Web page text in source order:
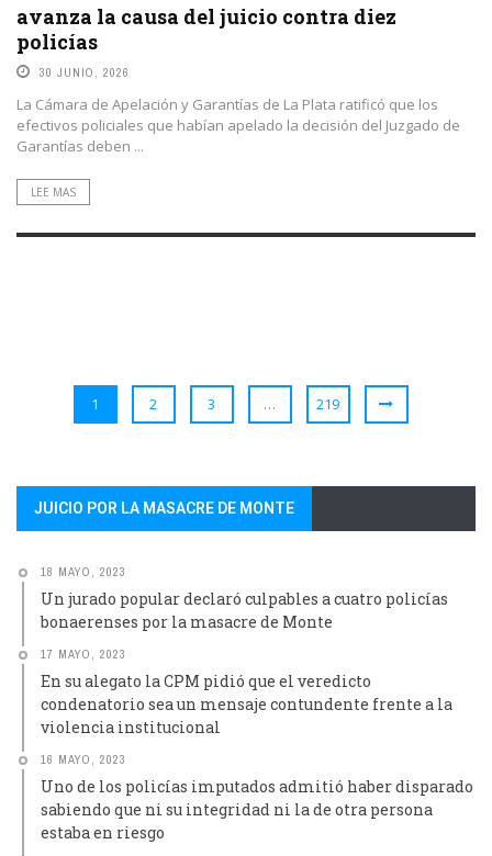
avanza la causa del juicio contra diez
policías
30 JUNIO, 2026
La Cámara de Apelación y Garantías de La Plata ratificó que los
efectivos policiales que habían apelado la decisión del Juzgado de
Garantías deben ...
LEE MAS
1 2 3 … 219
JUICIO POR LA MASACRE DE MONTE
18 MAYO, 2023
Un jurado popular declaró culpables a cuatro policías
bonaerenses por la masacre de Monte
17 MAYO, 2023
En su alegato la CPM pidió que el veredicto
condenatorio sea un mensaje contundente frente a la
violencia institucional
16 MAYO, 2023
Uno de los policías imputados admitió haber disparado
sabiendo que ni su integridad ni la de otra persona
estaba en riesgo